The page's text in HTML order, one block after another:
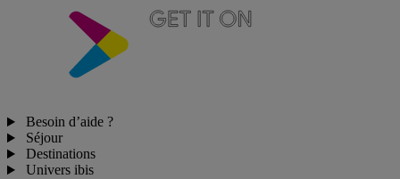
Besoin d’aide ?
Séjour
Destinations
Univers ibis